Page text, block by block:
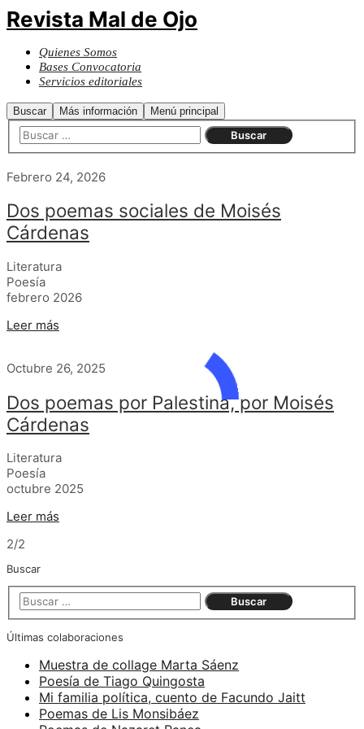
Revista Mal de Ojo
Quienes Somos
Bases Convocatoria
Servicios editoriales
Buscar Más información Menú principal
Febrero 24, 2026
Dos poemas sociales de Moisés
Cárdenas
Literatura
Poesía
febrero 2026
Leer más
Octubre 26, 2025
Dos poemas por Palestina, por Moisés
Cárdenas
Literatura
Poesía
octubre 2025
Leer más
2/2
Buscar
Últimas colaboraciones
Muestra de collage Marta Sáenz
Poesía de Tiago Quingosta
Mi familia política, cuento de Facundo Jaitt
Poemas de Lis Monsibáez